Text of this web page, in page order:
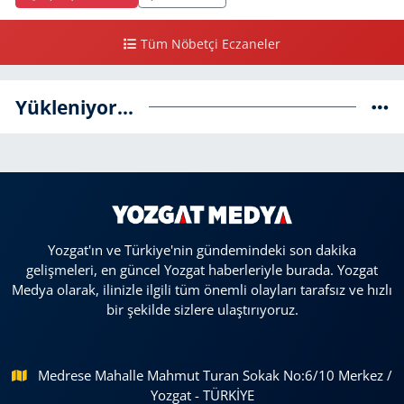
Tüm Nöbetçi Eczaneler
Yükleniyor...
Yozgat'ın ve Türkiye'nin gündemindeki son dakika
gelişmeleri, en güncel Yozgat haberleriyle burada. Yozgat
Medya olarak, ilinizle ilgili tüm önemli olayları tarafsız ve hızlı
bir şekilde sizlere ulaştırıyoruz.
Medrese Mahalle Mahmut Turan Sokak No:6/10 Merkez /
Yozgat - TÜRKİYE